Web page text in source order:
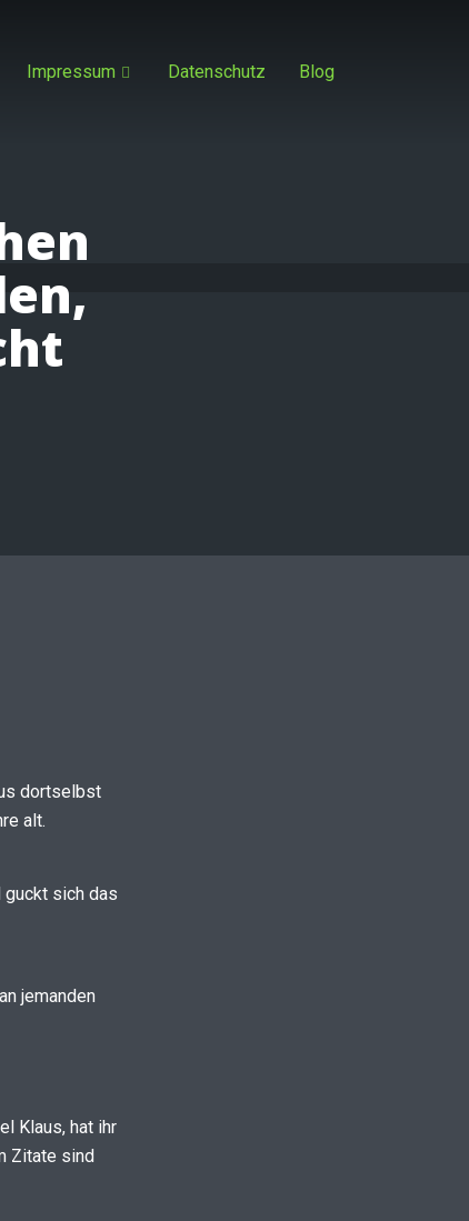
Impressum Datenschutz Blog
dortselbst
alt.
guckt sich das
jemanden
Klaus, hat ihr
Zitate sind